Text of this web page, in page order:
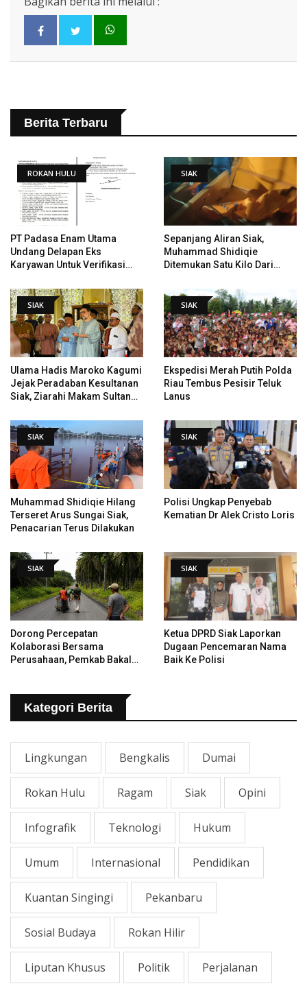
Berita Terbaru
ROKAN HULU
PT Padasa Enam Utama
Undang Delapan Eks
Karyawan Untuk Verifikasi
PHI
SIAK
Sepanjang Aliran Siak,
Muhammad Shidiqie
Ditemukan Satu Kilo Dari
SIAK
Ulama Hadis Maroko Kagumi
Jejak Peradaban Kesultanan
Siak, Ziarahi Makam Sultan
SIAK
Ekspedisi Merah Putih Polda
Riau Tembus Pesisir Teluk
Lanus
SIAK
Muhammad Shidiqie Hilang
Terseret Arus Sungai Siak,
Penacarian Terus Dilakukan
SIAK
Polisi Ungkap Penyebab
Kematian Dr Alek Cristo Loris
SIAK
Dorong Percepatan
Kolaborasi Bersama
Perusahaan, Pemkab Bakal
SIAK
Ketua DPRD Siak Laporkan
Dugaan Pencemaran Nama
Baik Ke Polisi
Kategori Berita
Lingkungan Bengkalis Dumai
Rokan Hulu Ragam Siak Opini
Infografik Teknologi Hukum
Umum Internasional Pendidikan
Kuantan Singingi Pekanbaru
Sosial Budaya Rokan Hilir
Liputan Khusus Politik Perjalanan